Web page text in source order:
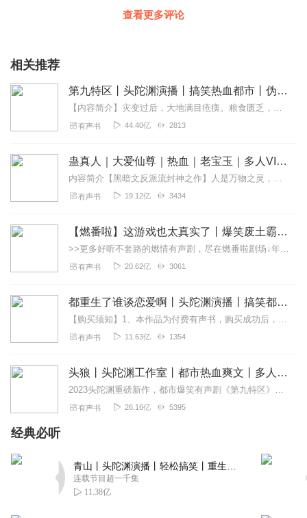
回复
神茗_zk
这本书太老了沧雪剑灵些书我还上小学呢，现在我都大学毕
业工作快三年了。bug和伏笔回收太差了，题材可以，修缮一
2024-07-24 0
查看更多评论
相关推荐
第九特区丨头陀渊演播丨搞笑热血都市丨伪戒丨VIP免费多人有声剧
【内容简介】灾变过后，大地满目疮痍。粮食匮乏，资源紧俏，局势混乱……一位从待规划区杀出来的青年，背对着漫天黄沙，孤身来到九区谋生，却不曾想偶然结识三五好友，一念...
有声书 44.40亿 2813
蛊真人｜大爱仙尊｜热血｜老宝玉｜多人VIP免费有声剧
内容简介【黑暗文反派流封神之作】人是万物之灵，蛊是天地真精。一个穿越者不断重生的故事。一个养蛊、炼蛊、用蛊的奇特世界。配音组（男角色）老宝玉旁白...
有声书 19.12亿 3434
【燃番啦】这游戏也太真实了丨爆笑废土霸榜神作丨紫襟剧社制作
>>更多好听不套路的燃情有声剧，尽在燃番啦剧场↓年度重磅推荐本专辑为VIP免费专辑每天上午10点5集更新，订阅可以听到最新内容哦！每周抽一个专辑五星优质评论送...
有声书 20.62亿 3061
都重生了谁谈恋爱啊丨头陀渊演播丨搞笑都市丨穿越重生丨VIP免费 | 精品 | 多人有声剧
【购买须知】1、本作品为付费有声书，购买成功后，即可收听。2、版权归原作者所有，严禁翻录成任何形式，严禁在任何第三方平台传播，违者将追究其法律责任。3、如在充值...
有声书 11.63亿 1354
头狼丨头陀渊工作室丨都市热血爽文丨多人有声剧
2023头陀渊重磅新作，都市爆笑有声剧《第九特区》，点击收听！内容简介本来我只想老老实实的当条哈巴狗，可他们瞧不起我，硬生生的把我逼成一头狼！CAST旁白：...
有声书 26.16亿 5395
经典必听
连载节目超一千集
11.38亿